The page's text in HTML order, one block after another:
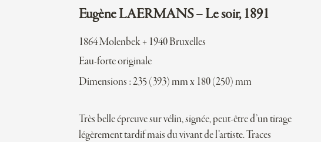
Eugène LAERMANS – Le soir, 1891
1864 Molenbek + 1940 Bruxelles
Eau-forte originale
Dimensions : 235 (393) mm x 180 (250) mm
Très belle épreuve sur vélin, signée, peut-être d’un tirage
légèrement tardif mais du vivant de l’artiste. Traces